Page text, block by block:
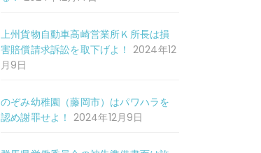
上州貨物自動車高崎営業所Ｋ所長は損
害賠償請求訴訟を取下げよ！ 2024年12
月9日
のぞみ幼稚園（藤岡市）はパワハラを
認め謝罪せよ！ 2024年12月9日